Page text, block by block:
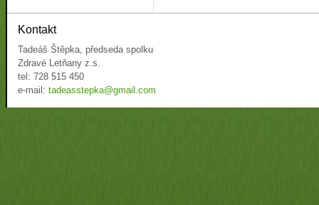
Kontakt
Tadeáš Štěpka, předseda spolku
Zdravé Letňany z.s.
tel: 728 515 450
e-mail: tadeasstepka@gmail.com